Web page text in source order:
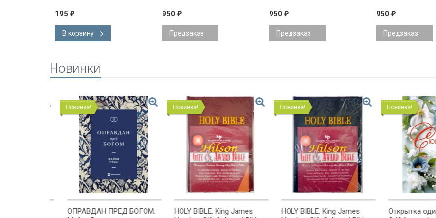
195 ₽
В корзину
950 ₽
Предзаказ
950 ₽
Предзаказ
950 ₽
Предзаказ
Новинки
Новинка!
ОПРАВДАН ПРЕД БОГОМ.
Новинка!
HOLY BIBLE. King James
Новинка!
HOLY BIBLE. King James
Новинка!
Открытка